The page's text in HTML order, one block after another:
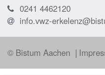
0241 4462120
info.vwz-
© Bistum Aachen